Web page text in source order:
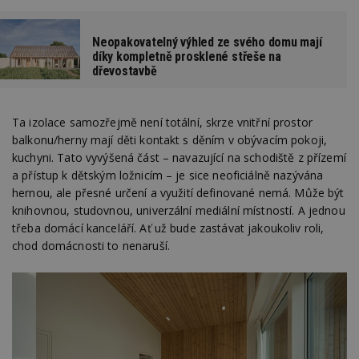
Neopakovatelný výhled ze svého domu mají
díky kompletně prosklené střeše na
dřevostavbě
Ta izolace samozřejmě není totální, skrze vnitřní prostor
balkonu/herny mají děti kontakt s děním v obývacím pokoji,
kuchyni. Tato vyvýšená část – navazující na schodiště z přízemí
a přístup k dětským ložnicím – je sice neoficiálně nazývána
hernou, ale přesné určení a využití definované nemá. Může být
knihovnou, studovnou, univerzální mediální místností. A jednou
třeba domácí kanceláří. Ať už bude zastávat jakoukoliv roli,
chod domácnosti to nenaruší.